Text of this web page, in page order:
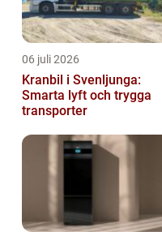
06 juli 2026
Kranbil i Svenljunga:
Smarta lyft och trygga
transporter